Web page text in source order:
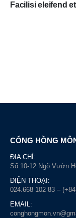
Facilisi eleifend
CỔNG HỒNG
ĐỊA CHỈ:
Số 10-12 Ngõ Vườn
ĐIỆN THOẠI:
024.668 102 83 –
EMAIL: